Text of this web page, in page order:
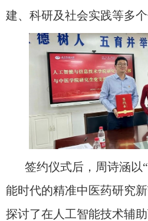
建、科研及社会实践等多
签约仪式后，周诗涵以
能时代的精准中医药研究
探讨了在人工智能技术辅